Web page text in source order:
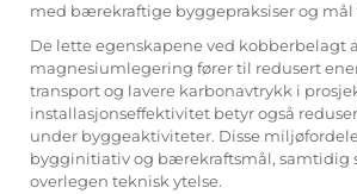
med bærekraftige byggepraksiser og mål
De lette egenskapene ved kobberbelagt
magnesiumlegering fører til redusert
transport og lavere karbonavtrykk i
installasjonseffektivitet betyr også
under byggeaktiviteter. Disse
bygginitiativ og bærekraftsmål, samtidig
overlegen teknisk ytelse.